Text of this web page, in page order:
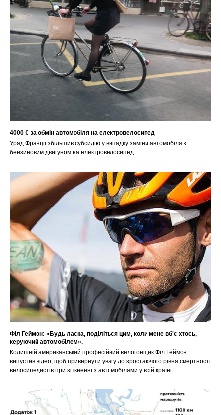
4000 € за обмін автомобіля на електровелосипед
Уряд Франції збільшив субсидію у випадку заміни автомобіля з
бензиновим двигуном на електровелосипед.
Філ Геймон: «Будь ласка, поділіться цим, коли мене вб'є хтось,
керуючий автомобілем».
Колишній американський професійний велогонщик Філ Геймон
випустив відео, щоб привернути увагу до зростаючого рівня смертності
велосипедистів при зіткненні з автомобілями у всій країні.